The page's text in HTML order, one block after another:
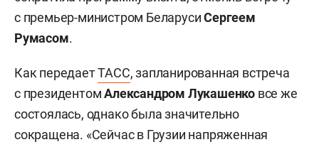
с премьер-министром БеларусиСергеем
Румасом.
Как передаетТАСС, запланированная встреча
с президентомАлександром Лукашенко все же
состоялась, однако была значительно
сокращена. «Сейчас в Грузии напряженная